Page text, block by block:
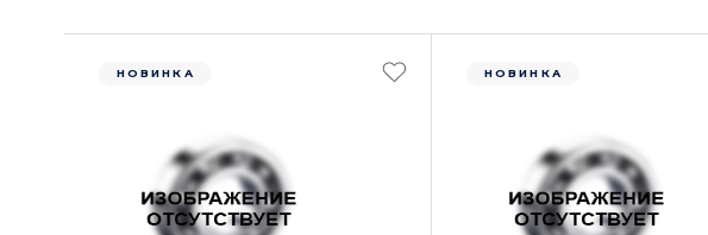
НОВИНКА НОВИНКА